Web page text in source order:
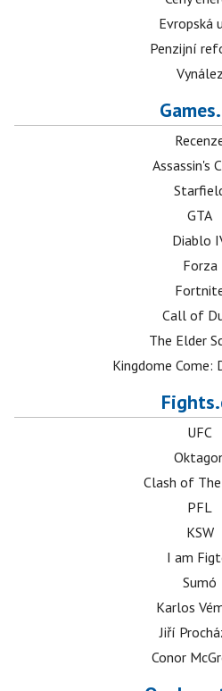
Evropská
Penzijní
Vynález
Assassin's
GTA
Diablo
Forza
Call of
The Elder
Kingdome Come:
UFC
Clash of
PFL
KSW
I am
Sumó
Karlos
Jiří
Conor